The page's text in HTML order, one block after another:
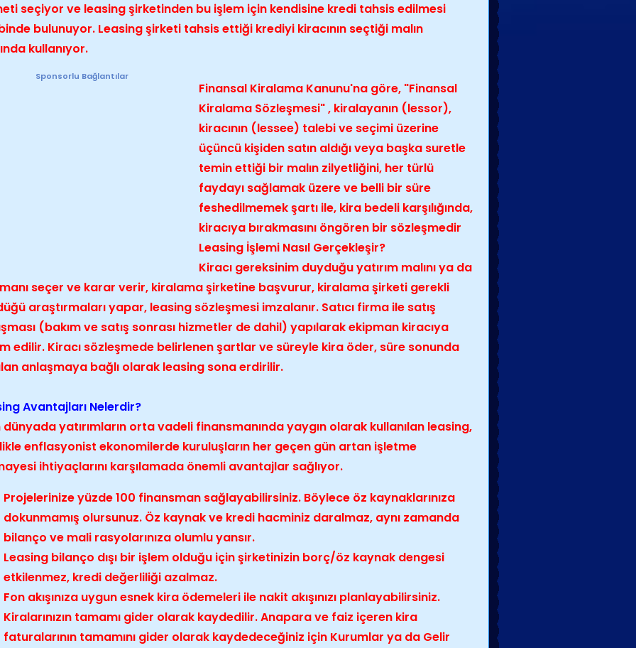
seçiyor ve leasing şirketinden bu işlem için kendisine kredi tahsis edilmesi
bulunuyor. Leasing şirketi tahsis ettiği krediyi kiracının seçtiği malın
kullanıyor.
Sponsorlu Bağlantılar
Finansal Kiralama Kanunu'na göre, "Finansal
Kiralama Sözleşmesi" , kiralayanın (lessor),
kiracının (lessee) talebi ve seçimi üzerine
üçüncü kişiden satın aldığı veya başka suretle
temin ettiği bir malın zilyetliğini, her türlü
faydayı sağlamak üzere ve belli bir süre
feshedilmemek şartı ile, kira bedeli karşılığında,
kiracıya bırakmasını öngören bir sözleşmedir
Leasing İşlemi Nasıl Gerçekleşir?
Kiracı gereksinim duyduğu yatırım malını ya da
seçer ve karar verir, kiralama şirketine başvurur, kiralama şirketi gerekli
araştırmaları yapar, leasing sözleşmesi imzalanır. Satıcı firma ile satış
(bakım ve satış sonrası hizmetler de dahil) yapılarak ekipman kiracıya
edilir. Kiracı sözleşmede belirlenen şartlar ve süreyle kira öder, süre sonunda
anlaşmaya bağlı olarak leasing sona erdirilir.
Avantajları Nelerdir?
dünyada yatırımların orta vadeli finansmanında yaygın olarak kullanılan leasing,
enflasyonist ekonomilerde kuruluşların her geçen gün artan işletme
ihtiyaçlarını karşılamada önemli avantajlar sağlıyor.
Projelerinize yüzde 100 finansman sağlayabilirsiniz. Böylece öz kaynaklarınıza
dokunmamış olursunuz. Öz kaynak ve kredi hacminiz daralmaz, aynı zamanda
bilanço ve mali rasyolarınıza olumlu yansır.
Leasing bilanço dışı bir işlem olduğu için şirketinizin borç/öz kaynak dengesi
etkilenmez, kredi değerliliği azalmaz.
Fon akışınıza uygun esnek kira ödemeleri ile nakit akışınızı planlayabilirsiniz.
Kiralarınızın tamamı gider olarak kaydedilir. Anapara ve faiz içeren kira
faturalarının tamamını gider olarak kaydedeceğiniz için Kurumlar ya da Gelir